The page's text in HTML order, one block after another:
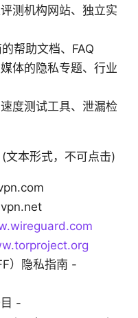
测机构网站、独立实
帮助文档、FAQ
体的隐私专题、行业
度测试工具、泄漏检
本形式，不可点击)
）隐私指南 -
-